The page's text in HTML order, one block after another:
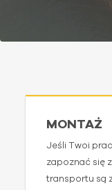
MONTAŻ
Jeśli Twoi
zapoznać się
transportu są